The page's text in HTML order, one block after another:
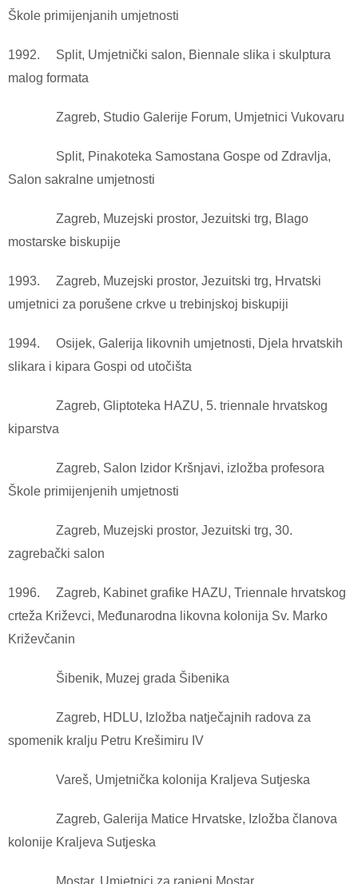
Škole primijenjanih umjetnosti
1992. Split, Umjetnički salon, Biennale slika i skulptura
malog formata
Zagreb, Studio Galerije Forum, Umjetnici Vukovaru
Split, Pinakoteka Samostana Gospe od Zdravlja,
Salon sakralne umjetnosti
Zagreb, Muzejski prostor, Jezuitski trg, Blago
mostarske biskupije
1993. Zagreb, Muzejski prostor, Jezuitski trg, Hrvatski
umjetnici za porušene crkve u trebinjskoj biskupiji
1994. Osijek, Galerija likovnih umjetnosti, Djela hrvatskih
slikara i kipara Gospi od utočišta
Zagreb, Gliptoteka HAZU, 5. triennale hrvatskog
kiparstva
Zagreb, Salon Izidor Kršnjavi, izložba profesora
Škole primijenjenih umjetnosti
Zagreb, Muzejski prostor, Jezuitski trg, 30.
zagrebački salon
1996. Zagreb, Kabinet grafike HAZU, Triennale hrvatskog
crteža Križevci, Međunarodna likovna kolonija Sv. Marko
Križevčanin
Šibenik, Muzej grada Šibenika
Zagreb, HDLU, Izložba natječajnih radova za
spomenik kralju Petru Krešimiru IV
Vareš, Umjetnička kolonija Kraljeva Sutjeska
Zagreb, Galerija Matice Hrvatske, Izložba članova
kolonije Kraljeva Sutjeska
Mostar, Umjetnici za ranjeni Mostar